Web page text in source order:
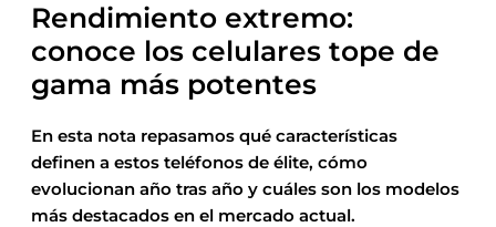
Rendimiento extremo:
conoce los celulares tope de
gama más potentes
En esta nota repasamos qué características
definen a estos teléfonos de élite, cómo
evolucionan año tras año y cuáles son los modelos
más destacados en el mercado actual.